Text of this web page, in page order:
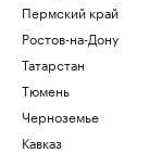
Пермский край
Ростов-на-Дону
Татарстан
Тюмень
Черноземье
Кавказ